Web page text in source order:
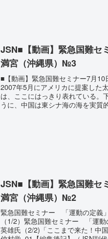
JSN■【動画】緊急国難セ
満宮（沖縄県）№3
■【動画】緊急国難セミナー7月
2007年5月にアメリカに提案した
は、ここにはっきり表れている。
うに、中国は東シナ海の海を実質
JSN■【動画】緊急国難セ
満宮（沖縄県）№2
緊急国難セミナー 「運動の定
（1/2）緊急国難セミナー 「運
英雄氏（2/2)「ここまで来た！